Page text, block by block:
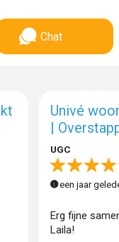
Chat
Univé
|
UGC
een jaar
Erg fijne
Laila!